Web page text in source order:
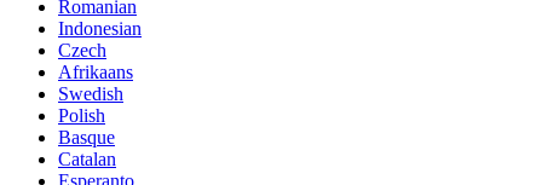
Romanian
Indonesian
Czech
Afrikaans
Swedish
Polish
Basque
Catalan
Esperanto